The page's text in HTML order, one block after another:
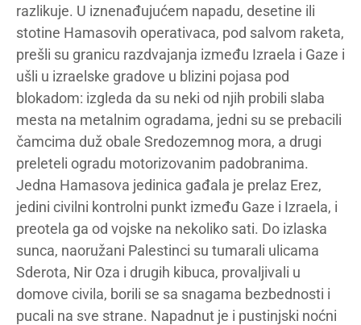
razlikuje. U iznenađujućem napadu, desetine ili
stotine Hamasovih operativaca, pod salvom raketa,
prešli su granicu razdvajanja između Izraela i Gaze i
ušli u izraelske gradove u blizini pojasa pod
blokadom: izgleda da su neki od njih probili slaba
mesta na metalnim ogradama, jedni su se prebacili
čamcima duž obale Sredozemnog mora, a drugi
preleteli ogradu motorizovanim padobranima.
Jedna Hamasova jedinica gađala je prelaz Erez,
jedini civilni kontrolni punkt između Gaze i Izraela, i
preotela ga od vojske na nekoliko sati. Do izlaska
sunca, naoružani Palestinci su tumarali ulicama
Sderota, Nir Oza i drugih kibuca, provaljivali u
domove civila, borili se sa snagama bezbednosti i
pucali na sve strane. Napadnut je i pustinjski noćni